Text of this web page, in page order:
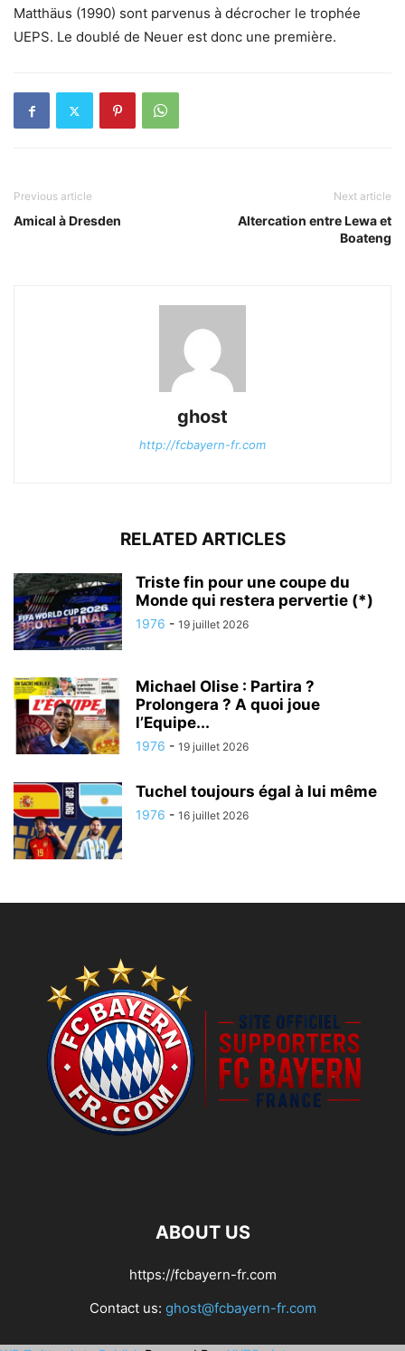
Matthäus (1990) sont parvenus à décrocher le trophée
UEPS. Le doublé de Neuer est donc une première.
Previous article
Amical à Dresden
Next article
Altercation entre Lewa et
Boateng
ghost
http://fcbayern-fr.com
RELATED ARTICLES
Triste fin pour une coupe du
Monde qui restera pervertie (*)
1976 - 19 juillet 2026
Michael Olise : Partira ?
Prolongera ? A quoi joue
l’Equipe...
1976 - 19 juillet 2026
Tuchel toujours égal à lui même
1976 - 16 juillet 2026
ABOUT US
https://fcbayern-fr.com
Contact us: ghost@fcbayern-fr.com